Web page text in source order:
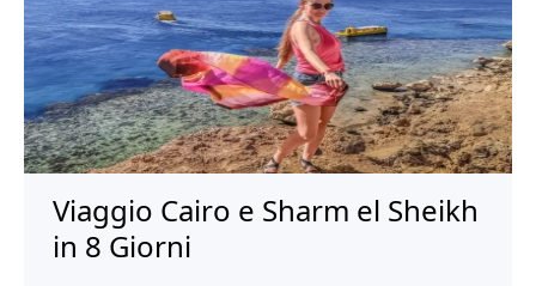
Viaggio Cairo e Sharm el Sheikh
in 8 Giorni